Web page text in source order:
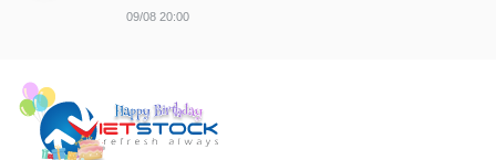
09/08 20:00
Truyền
thông